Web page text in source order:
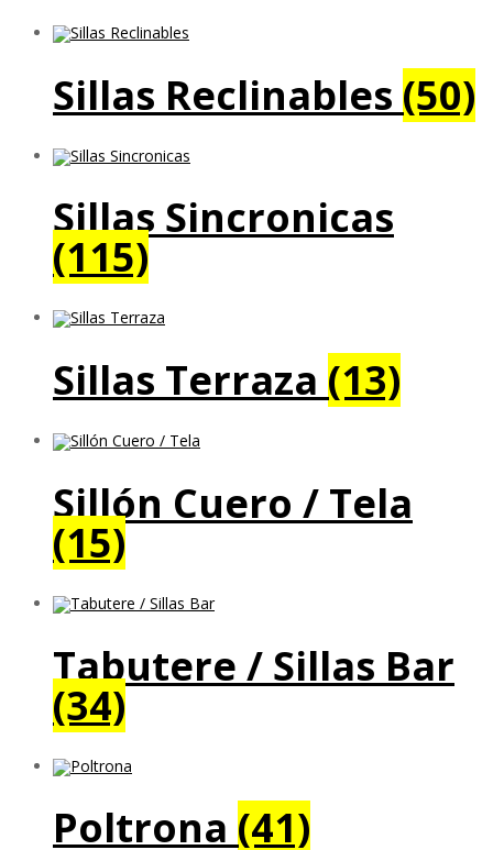
Sillas Reclinables (50)
Sillas Sincronicas
(115)
Sillas Terraza (13)
Sillón Cuero / Tela
(15)
Tabutere / Sillas Bar
(34)
Poltrona (41)